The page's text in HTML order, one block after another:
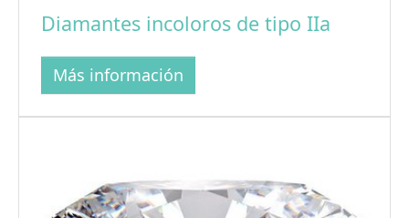
Diamantes incoloros de tipo IIa
Más información